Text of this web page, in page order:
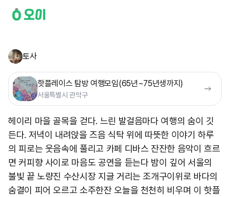
토사
핫플레이스 탐방 여행모임(65년~75년생까지)
서울특별시 관악구
헤이리 마을 골목을 걷다. 느린 발걸음마다 여행의 숨이 깃
든다. 저녁이 내려앉을 즈음 식탁 위에 따뜻한 이야기 하루
의 피로는 웃음속에 풀리고 카페 디바스 잔잔한 음악이 흐르
면 커피향 사이로 마음도 공연을 듣는다 밤이 깊어 서울의
불빛 끝 노량진 수산시장 지글 거리는 조개구이위로 바다의
숨결이 피어 오르고 소주한잔 오늘을 천천히 비우며 이 핫플